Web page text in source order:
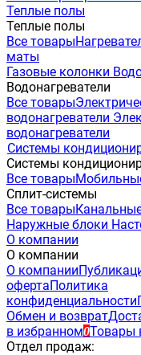
Теплые полы
Теплые полы
Все товары
маты
Газовые колонки
Водонагреватели
Все товары
водонагреватели
водонагреватели
Системы
Системы
Все товары
Сплит-системы
Все товары
Наружные блоки
О компании
О компании
О компании
офертаПолитика
конфиденциальности
Обмен и возврат
в избранном0Товары
Отдел продаж: